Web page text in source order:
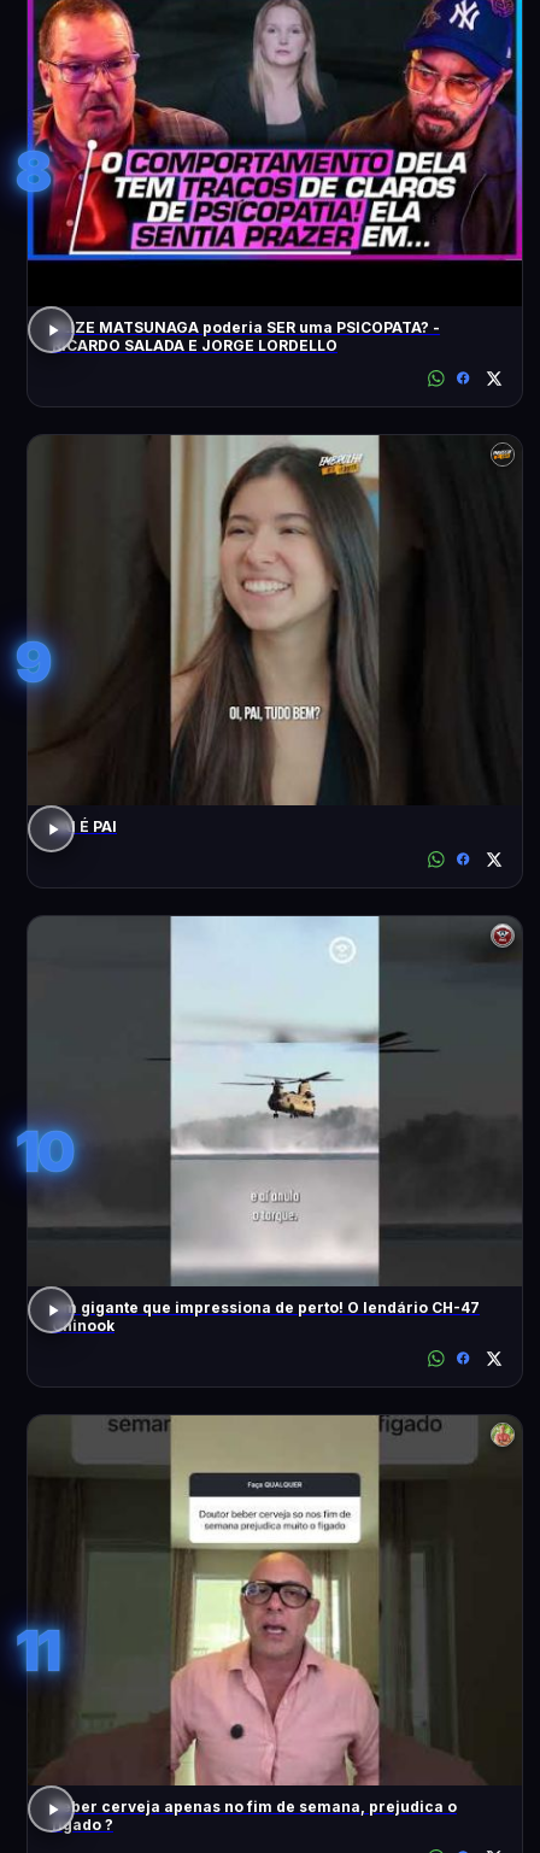
8
ELIZE MATSUNAGA poderia SER uma PSICOPATA? -
RICARDO SALADA E JORGE LORDELLO
9
PAI É PAI
10
Um gigante que impressiona de perto! O lendário CH-47
Chinook
11
Beber cerveja apenas no fim de semana, prejudica o
fígado ?